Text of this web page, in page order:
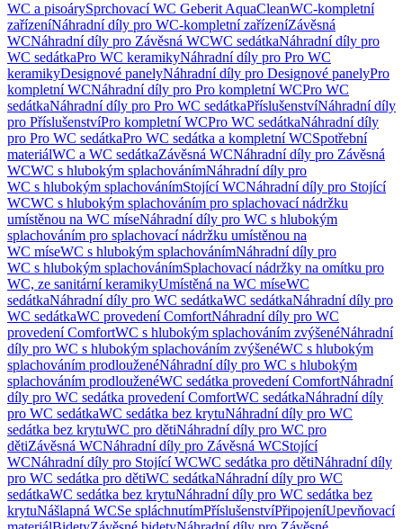
WC a pisoárySprchovací WC Geberit AquaCleanWC-kompletní
zařízeníNáhradní díly pro WC-kompletní zařízeníZávěsná
WCNáhradní díly pro Závěsná WCWC sedátkaNáhradní díly pro
WC sedátkaPro WC keramikyNáhradní díly pro Pro WC
keramikyDesignové panelyNáhradní díly pro Designové panelyPro
kompletní WCNáhradní díly pro Pro kompletní WCPro WC
sedátkaNáhradní díly pro Pro WC sedátkaPříslušenstvíNáhradní díly
pro PříslušenstvíPro kompletní WCPro WC sedátkaNáhradní díly
pro Pro WC sedátkaPro WC sedátka a kompletní WCSpotřební
materiálWC a WC sedátkaZávěsná WCNáhradní díly pro Závěsná
WCWC s hlubokým splachovánímNáhradní díly pro
WC s hlubokým splachovánímStojící WCNáhradní díly pro Stojící
WCWC s hlubokým splachováním pro splachovací nádržku
umístěnou na WC míseNáhradní díly pro WC s hlubokým
splachováním pro splachovací nádržku umístěnou na
WC míseWC s hlubokým splachovánímNáhradní díly pro
WC s hlubokým splachovánímSplachovací nádržky na omítku pro
WC, ze sanitární keramikyUmístěná na WC míseWC
sedátkaNáhradní díly pro WC sedátkaWC sedátkaNáhradní díly pro
WC sedátkaWC provedení ComfortNáhradní díly pro WC
provedení ComfortWC s hlubokým splachováním zvýšenéNáhradní
díly pro WC s hlubokým splachováním zvýšenéWC s hlubokým
splachováním prodlouženéNáhradní díly pro WC s hlubokým
splachováním prodlouženéWC sedátka provedení ComfortNáhradní
díly pro WC sedátka provedení ComfortWC sedátkaNáhradní díly
pro WC sedátkaWC sedátka bez krytuNáhradní díly pro WC
sedátka bez krytuWC pro dětiNáhradní díly pro WC pro
dětiZávěsná WCNáhradní díly pro Závěsná WCStojící
WCNáhradní díly pro Stojící WCWC sedátka pro dětiNáhradní díly
pro WC sedátka pro dětiWC sedátkaNáhradní díly pro WC
sedátkaWC sedátka bez krytuNáhradní díly pro WC sedátka bez
krytuNášlapná WCSe spláchnutímPříslušenstvíPřipojeníUpevňovací